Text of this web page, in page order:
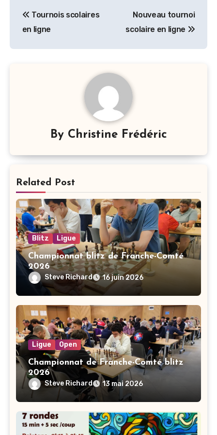
de
l’article
Tournois scolaires
en ligne
Nouveau tournoi
scolaire en ligne
By Christine Frédéric
Related Post
Blitz Ligue
Championnat blitz de Franche-Comté
2026
Steve Richard 16 juin 2026
Ligue Open
Championnat de Franche-Comté blitz
2026
Steve Richard 13 mai 2026